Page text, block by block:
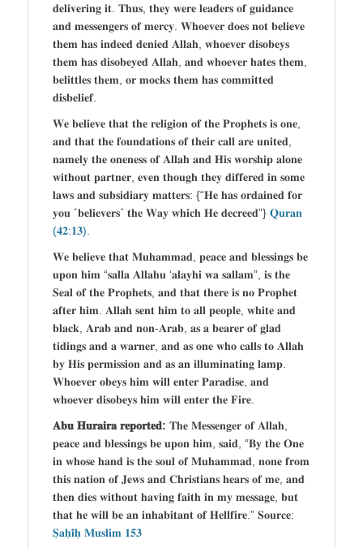
𝐝𝐞𝐥𝐢𝐯𝐞𝐫𝐢𝐧𝐠 𝐢𝐭. 𝐓𝐡𝐮𝐬, 𝐭𝐡𝐞𝐲 𝐰𝐞𝐫𝐞 𝐥𝐞𝐚𝐝𝐞𝐫𝐬 𝐨𝐟 𝐠𝐮𝐢𝐝𝐚𝐧𝐜𝐞
𝐚𝐧𝐝 𝐦𝐞𝐬𝐬𝐞𝐧𝐠𝐞𝐫𝐬 𝐨𝐟 𝐦𝐞𝐫𝐜𝐲. 𝐖𝐡𝐨𝐞𝐯𝐞𝐫 𝐝𝐨𝐞𝐬 𝐧𝐨𝐭 𝐛𝐞𝐥𝐢𝐞𝐯𝐞
𝐭𝐡𝐞𝐦 𝐡𝐚𝐬 𝐢𝐧𝐝𝐞𝐞𝐝 𝐝𝐞𝐧𝐢𝐞𝐝 𝐀𝐥𝐥𝐚𝐡, 𝐰𝐡𝐨𝐞𝐯𝐞𝐫 𝐝𝐢𝐬𝐨𝐛𝐞𝐲𝐬
𝐭𝐡𝐞𝐦 𝐡𝐚𝐬 𝐝𝐢𝐬𝐨𝐛𝐞𝐲𝐞𝐝 𝐀𝐥𝐥𝐚𝐡, 𝐚𝐧𝐝 𝐰𝐡𝐨𝐞𝐯𝐞𝐫 𝐡𝐚𝐭𝐞𝐬 𝐭𝐡𝐞𝐦,
𝐛𝐞𝐥𝐢𝐭𝐭𝐥𝐞𝐬 𝐭𝐡𝐞𝐦, 𝐨𝐫 𝐦𝐨𝐜𝐤𝐬 𝐭𝐡𝐞𝐦 𝐡𝐚𝐬 𝐜𝐨𝐦𝐦𝐢𝐭𝐭𝐞𝐝
𝐝𝐢𝐬𝐛𝐞𝐥𝐢𝐞𝐟.
𝐖𝐞 𝐛𝐞𝐥𝐢𝐞𝐯𝐞 𝐭𝐡𝐚𝐭 𝐭𝐡𝐞 𝐫𝐞𝐥𝐢𝐠𝐢𝐨𝐧 𝐨𝐟 𝐭𝐡𝐞 𝐏𝐫𝐨𝐩𝐡𝐞𝐭𝐬 𝐢𝐬 𝐨𝐧𝐞,
𝐚𝐧𝐝 𝐭𝐡𝐚𝐭 𝐭𝐡𝐞 𝐟𝐨𝐮𝐧𝐝𝐚𝐭𝐢𝐨𝐧𝐬 𝐨𝐟 𝐭𝐡𝐞𝐢𝐫 𝐜𝐚𝐥𝐥 𝐚𝐫𝐞 𝐮𝐧𝐢𝐭𝐞𝐝,
𝐧𝐚𝐦𝐞𝐥𝐲 𝐭𝐡𝐞 𝐨𝐧𝐞𝐧𝐞𝐬𝐬 𝐨𝐟 𝐀𝐥𝐥𝐚𝐡 𝐚𝐧𝐝 𝐇𝐢𝐬 𝐰𝐨𝐫𝐬𝐡𝐢𝐩 𝐚𝐥𝐨𝐧𝐞
𝐰𝐢𝐭𝐡𝐨𝐮𝐭 𝐩𝐚𝐫𝐭𝐧𝐞𝐫, 𝐞𝐯𝐞𝐧 𝐭𝐡𝐨𝐮𝐠𝐡 𝐭𝐡𝐞𝐲 𝐝𝐢𝐟𝐟𝐞𝐫𝐞𝐝 𝐢𝐧 𝐬𝐨𝐦𝐞
𝐥𝐚𝐰𝐬 𝐚𝐧𝐝 𝐬𝐮𝐛𝐬𝐢𝐝𝐢𝐚𝐫𝐲 𝐦𝐚𝐭𝐭𝐞𝐫𝐬: {“𝐇𝐞 𝐡𝐚𝐬 𝐨𝐫𝐝𝐚𝐢𝐧𝐞𝐝 𝐟𝐨𝐫
𝐲𝐨𝐮 ˹𝐛𝐞𝐥𝐢𝐞𝐯𝐞𝐫𝐬˺ 𝐭𝐡𝐞 𝐖𝐚𝐲 𝐰𝐡𝐢𝐜𝐡 𝐇𝐞 𝐝𝐞𝐜𝐫𝐞𝐞𝐝”} 𝐐𝐮𝐫𝐚𝐧
(𝟒𝟐:𝟏𝟑)
𝐖𝐞 𝐛𝐞𝐥𝐢𝐞𝐯𝐞 𝐭𝐡𝐚𝐭 𝐌𝐮𝐡𝐚𝐦𝐦𝐚𝐝, 𝐩𝐞𝐚𝐜𝐞 𝐚𝐧𝐝 𝐛𝐥𝐞𝐬𝐬𝐢𝐧𝐠𝐬 𝐛𝐞
𝐮𝐩𝐨𝐧 𝐡𝐢𝐦 “𝐬𝐚𝐥𝐥𝐚 𝐀𝐥𝐥𝐚𝐡𝐮 ‘𝐚𝐥𝐚𝐲𝐡𝐢 𝐰𝐚 𝐬𝐚𝐥𝐥𝐚𝐦”, 𝐢𝐬 𝐭𝐡𝐞
𝐒𝐞𝐚𝐥 𝐨𝐟 𝐭𝐡𝐞 𝐏𝐫𝐨𝐩𝐡𝐞𝐭𝐬, 𝐚𝐧𝐝 𝐭𝐡𝐚𝐭 𝐭𝐡𝐞𝐫𝐞 𝐢𝐬 𝐧𝐨 𝐏𝐫𝐨𝐩𝐡𝐞𝐭
𝐚𝐟𝐭𝐞𝐫 𝐡𝐢𝐦. 𝐀𝐥𝐥𝐚𝐡 𝐬𝐞𝐧𝐭 𝐡𝐢𝐦 𝐭𝐨 𝐚𝐥𝐥 𝐩𝐞𝐨𝐩𝐥𝐞, 𝐰𝐡𝐢𝐭𝐞 𝐚𝐧𝐝
𝐛𝐥𝐚𝐜𝐤, 𝐀𝐫𝐚𝐛 𝐚𝐧𝐝 𝐧𝐨𝐧-𝐀𝐫𝐚𝐛, 𝐚𝐬 𝐚 𝐛𝐞𝐚𝐫𝐞𝐫 𝐨𝐟 𝐠𝐥𝐚𝐝
𝐭𝐢𝐝𝐢𝐧𝐠𝐬 𝐚𝐧𝐝 𝐚 𝐰𝐚𝐫𝐧𝐞𝐫, 𝐚𝐧𝐝 𝐚𝐬 𝐨𝐧𝐞 𝐰𝐡𝐨 𝐜𝐚𝐥𝐥𝐬 𝐭𝐨 𝐀𝐥𝐥𝐚𝐡
𝐛𝐲 𝐇𝐢𝐬 𝐩𝐞𝐫𝐦𝐢𝐬𝐬𝐢𝐨𝐧 𝐚𝐧𝐝 𝐚𝐬 𝐚𝐧 𝐢𝐥𝐥𝐮𝐦𝐢𝐧𝐚𝐭𝐢𝐧𝐠 𝐥𝐚𝐦𝐩.
𝐖𝐡𝐨𝐞𝐯𝐞𝐫 𝐨𝐛𝐞𝐲𝐬 𝐡𝐢𝐦 𝐰𝐢𝐥𝐥 𝐞𝐧𝐭𝐞𝐫 𝐏𝐚𝐫𝐚𝐝𝐢𝐬𝐞, 𝐚𝐧𝐝
𝐰𝐡𝐨𝐞𝐯𝐞𝐫 𝐝𝐢𝐬𝐨𝐛𝐞𝐲𝐬 𝐡𝐢𝐦 𝐰𝐢𝐥𝐥 𝐞𝐧𝐭𝐞𝐫 𝐭𝐡𝐞 𝐅𝐢𝐫𝐞.
𝐀𝐛𝐮 𝐇𝐮𝐫𝐚𝐢𝐫𝐚 𝐫𝐞𝐩𝐨𝐫𝐭𝐞𝐝: 𝐓𝐡𝐞 𝐌𝐞𝐬𝐬𝐞𝐧𝐠𝐞𝐫 𝐨𝐟 𝐀𝐥𝐥𝐚𝐡,
𝐩𝐞𝐚𝐜𝐞 𝐚𝐧𝐝 𝐛𝐥𝐞𝐬𝐬𝐢𝐧𝐠𝐬 𝐛𝐞 𝐮𝐩𝐨𝐧 𝐡𝐢𝐦, 𝐬𝐚𝐢𝐝, “𝐁𝐲 𝐭𝐡𝐞 𝐎𝐧𝐞
𝐢𝐧 𝐰𝐡𝐨𝐬𝐞 𝐡𝐚𝐧𝐝 𝐢𝐬 𝐭𝐡𝐞 𝐬𝐨𝐮𝐥 𝐨𝐟 𝐌𝐮𝐡𝐚𝐦𝐦𝐚𝐝, 𝐧𝐨𝐧𝐞 𝐟𝐫𝐨𝐦
𝐭𝐡𝐢𝐬 𝐧𝐚𝐭𝐢𝐨𝐧 𝐨𝐟 𝐉𝐞𝐰𝐬 𝐚𝐧𝐝 𝐂𝐡𝐫𝐢𝐬𝐭𝐢𝐚𝐧𝐬 𝐡𝐞𝐚𝐫𝐬 𝐨𝐟 𝐦𝐞, 𝐚𝐧𝐝
𝐭𝐡𝐞𝐧 𝐝𝐢𝐞𝐬 𝐰𝐢𝐭𝐡𝐨𝐮𝐭 𝐡𝐚𝐯𝐢𝐧𝐠 𝐟𝐚𝐢𝐭𝐡 𝐢𝐧 𝐦𝐲 𝐦𝐞𝐬𝐬𝐚𝐠𝐞, 𝐛𝐮𝐭
𝐭𝐡𝐚𝐭 𝐡𝐞 𝐰𝐢𝐥𝐥 𝐛𝐞 𝐚𝐧 𝐢𝐧𝐡𝐚𝐛𝐢𝐭𝐚𝐧𝐭 𝐨𝐟 𝐇𝐞𝐥𝐥𝐟𝐢𝐫𝐞.” 𝐒𝐨𝐮𝐫𝐜𝐞:
𝐒̣𝐚𝐡̣𝐢̄𝐡̣ 𝐌𝐮𝐬𝐥𝐢𝐦 𝟏𝟓𝟑